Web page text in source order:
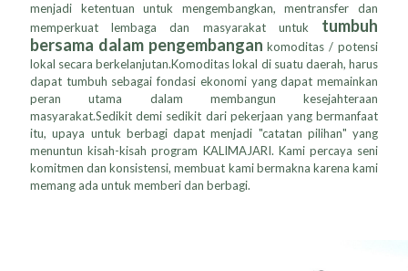
menjadi ketentuan untuk mengembangkan, mentransfer dan
memperkuat lembaga dan masyarakat untuk tumbuh
bersama dalam pengembangan komoditas / potensi
lokal secara berkelanjutan.Komoditas lokal di suatu daerah, harus
dapat tumbuh sebagai fondasi ekonomi yang dapat memainkan
peran utama dalam membangun kesejahteraan
masyarakat.Sedikit demi sedikit dari pekerjaan yang bermanfaat
itu, upaya untuk berbagi dapat menjadi "catatan pilihan" yang
menuntun kisah-kisah program KALIMAJARI. Kami percaya seni
komitmen dan konsistensi, membuat kami bermakna karena kami
memang ada untuk memberi dan berbagi.